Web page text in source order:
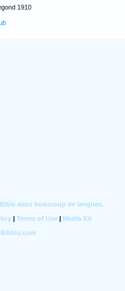
1910